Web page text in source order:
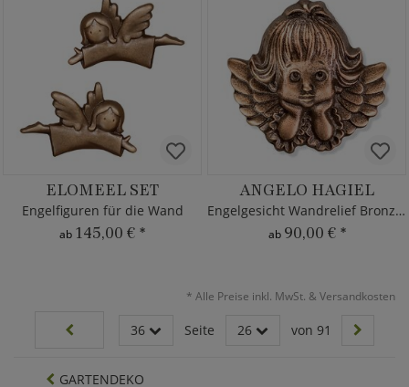
ELOMEEL SET
Engelfiguren für die Wand
ab 145,00 € *
ANGELO HAGIEL
Engelgesicht Wandrelief Bronze/Alu
ab 90,00 € *
* Alle Preise inkl. MwSt. & Versandkosten
36 Seite 26 von 91
GARTENDEKO